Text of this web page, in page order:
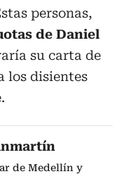
personas,
de Daniel
su carta de
los disientes
de Medellín y